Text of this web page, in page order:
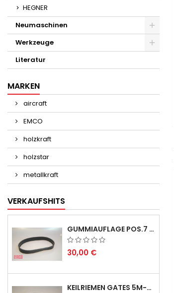
HEGNER
Neumaschinen
Werkzeuge
Literatur
MARKEN
aircraft
EMCO
holzkraft
holzstar
metallkraft
VERKAUFSHITS
GUMMIAUFLAGE POS.7 FÜR EMCO SWING UND BS 3 - LIEFERVERZÖGERUNG AUGUST/ SEPTEMBER 2026
30,00 €
KEILRIEMEN GATES 5M-690 USA B1 - VEE-BELT - POSITION 23.